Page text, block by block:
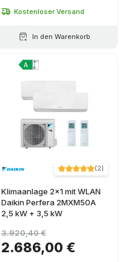
Kostenloser Versand
In den Warenkorb
(2)
Klimaanlage 2x1 mit WLAN
Daikin Perfera 2MXM50A
2,5 kW + 3,5 kW
2.686,00 €
3.920,40 €